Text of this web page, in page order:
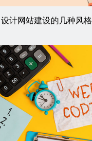
设计网站建设的几种风格